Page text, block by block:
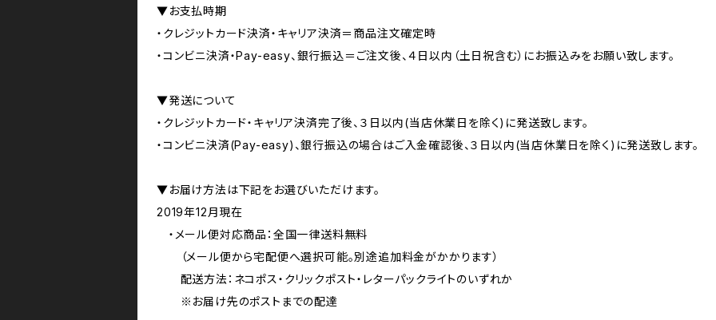
▼お支払時期
・クレジットカード決済・キャリア決済＝商品注文確定時
・コンビニ決済・Pay-easy、銀行振込＝ご注文後、４日以内（土日祝含む）にお振込みをお願い致します。
▼発送について
・クレジットカード・キャリア決済完了後、３日以内(当店休業日を除く)に発送致します。
・コンビニ決済(Pay-easy)、銀行振込の場合はご入金確認後、３日以内(当店休業日を除く)に発送致します。
▼お届け方法は下記をお選びいただけます。
2019年12月現在
・メール便対応商品：全国一律送料無料
（メール便から宅配便へ選択可能。別途追加料金がかかります）
配送方法：ネコポス・クリックポスト・レターパックライトのいずれか
※お届け先のポストまでの配達